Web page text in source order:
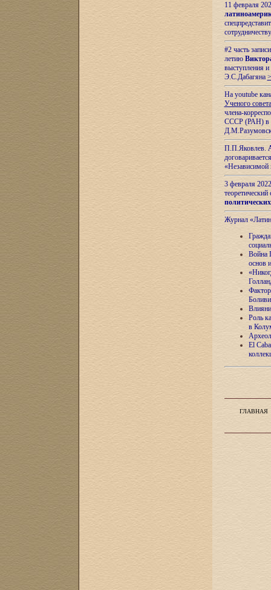
11 февраля
#2 часть
летию
выступления
Э.С.Дабагяна
На youtube
Ученого
члена-
СССР (РАН) в
П.П.Яковлев.
«Независимой
3 февраля
теоретический
Журнал
Война
основ
Роль
в
El
ГЛАВНАЯ